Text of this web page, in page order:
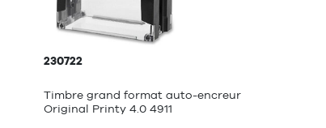
230722
Timbre grand format auto-encreur
Original Printy 4.0 4911